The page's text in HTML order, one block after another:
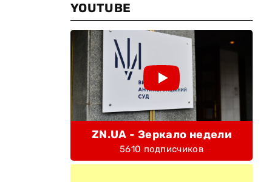
YOUTUBE
ZN.UA - Зеркало недели
5610 подписчиков